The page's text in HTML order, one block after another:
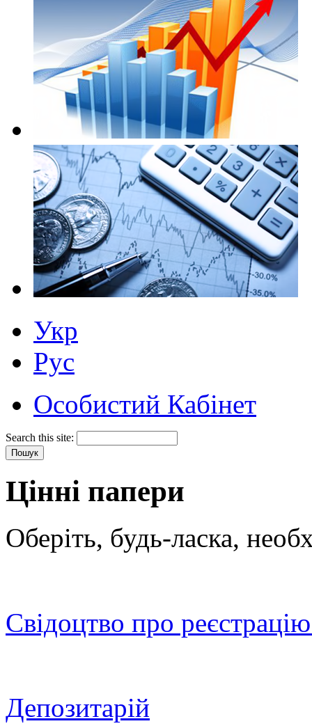
Укр
Рус
Особистий Кабінет
Search this site:
Цінні папери
Оберіть, будь-ласка,
Свідоцтво про
Депозитарій